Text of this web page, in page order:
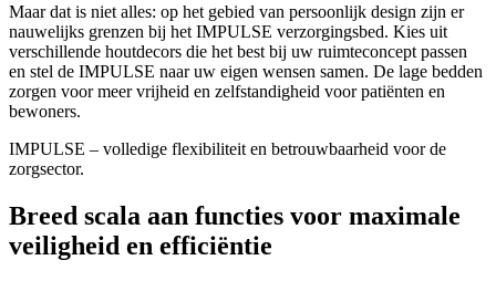
Maar dat is niet alles: op het gebied van persoonlijk design zijn er
nauwelijks grenzen bij het IMPULSE verzorgingsbed. Kies uit
verschillende houtdecors die het best bij uw ruimteconcept passen
en stel de IMPULSE naar uw eigen wensen samen. De lage bedden
zorgen voor meer vrijheid en zelfstandigheid voor patiënten en
bewoners.
IMPULSE – volledige flexibiliteit en betrouwbaarheid voor de
zorgsector.
Breed scala aan functies voor maximale
veiligheid en efficiëntie